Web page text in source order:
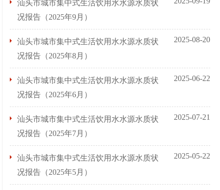
汕头市城市集中式生活饮用水水源水质状
况报告（2025年9月）
汕头市城市集中式生活饮用水水源水质状
况报告（2025年8月）
2025-08-20
汕头市城市集中式生活饮用水水源水质状
况报告（2025年6月）
2025-06-22
汕头市城市集中式生活饮用水水源水质状
况报告（2025年7月）
2025-07-21
汕头市城市集中式生活饮用水水源水质状
况报告（2025年5月）
2025-05-22